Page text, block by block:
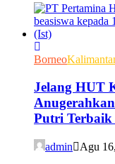
Borneo
Jelang HUT
Putri
admin Agu